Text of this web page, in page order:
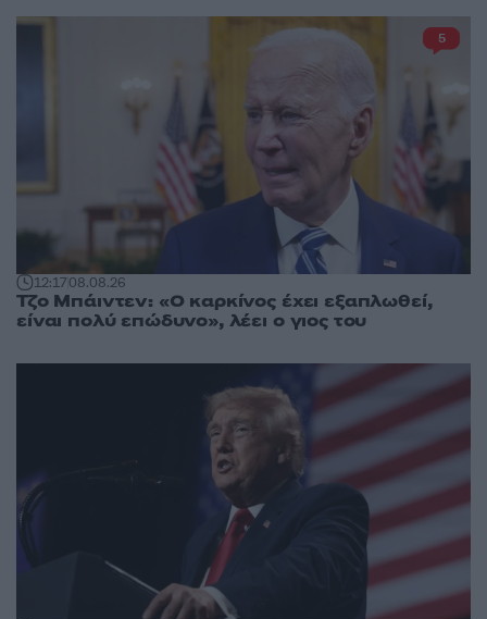
12:1708.08.26
Τζο Μπάιντεν: «Ο καρκίνος έχει εξαπλωθεί,
είναι πολύ επώδυνο», λέει ο γιος του
5